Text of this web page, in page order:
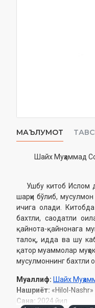
МАЪЛУМОТ
Шайх Муҳаммад
Ушбу китоб Ислом
шарҳи бўлиб,
ичига олади.
бахтли, саодатли
қайнота-қайнонага
талоқ, идда ва шу
қатор муаммолар
мусулмоннинг бахтли
Муаллиф: Шайх
Нашриёт: «Hilol-
Сана: 2024 йил